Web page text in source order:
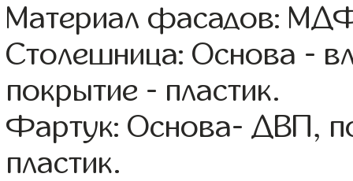
Материал фасадов:
Столешница: Основа -
покрытие - пластик.
Фартук: Основа- ДВП,
пластик.